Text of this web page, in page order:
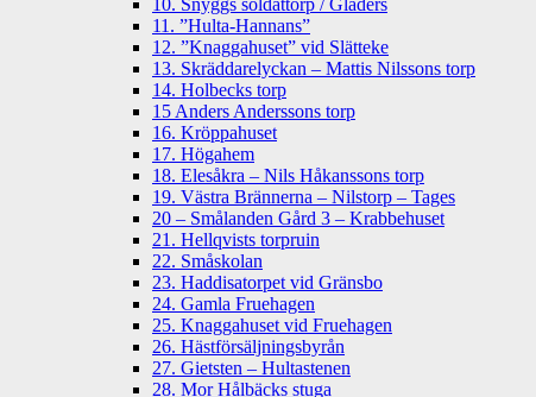
10. Snyggs soldattorp / Gladers
11. ”Hulta-Hannans”
12. ”Knaggahuset” vid Slätteke
13. Skräddarelyckan – Mattis Nilssons torp
14. Holbecks torp
15 Anders Anderssons torp
16. Kröppahuset
17. Högahem
18. Elesåkra – Nils Håkanssons torp
19. Västra Brännerna – Nilstorp – Tages
20 – Smålanden Gård 3 – Krabbehuset
21. Hellqvists torpruin
22. Småskolan
23. Haddisatorpet vid Gränsbo
24. Gamla Fruehagen
25. Knaggahuset vid Fruehagen
26. Hästförsäljningsbyrån
27. Gietsten – Hultastenen
28. Mor Hålbäcks stuga